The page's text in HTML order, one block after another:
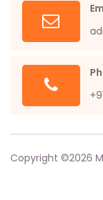
Copyright ©2026